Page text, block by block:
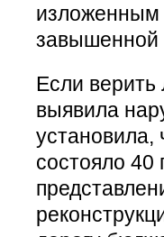
изложенным
завышенной
Если верить
выявила
установила,
состояло